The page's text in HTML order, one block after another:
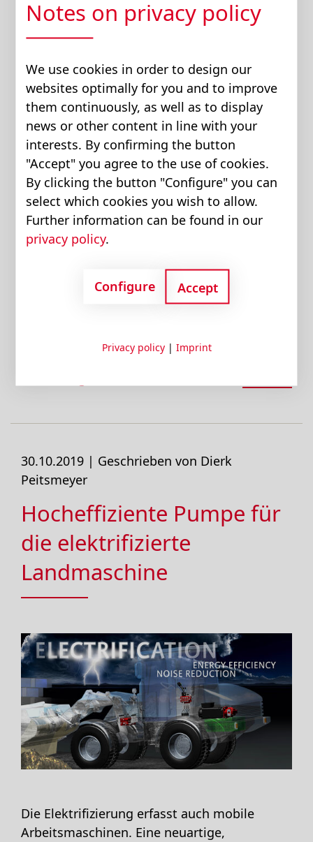
Warum brauchen wir
mehr Effizienz in der
Hydraulik?
-Ausstoß reduzieren durch effizientere
Komponenten und Systeme
Elektrifizierung
30.10.2019 | Geschrieben von Dierk
Peitsmeyer
Hocheffiziente Pumpe für
die elektrifizierte
Landmaschine
Die Elektrifizierung erfasst auch mobile
Arbeitsmaschinen. Eine neuartige,
Notes on privacy policy
We use cookies in order to design our
websites optimally for you and to improve
them continuously, as well as to display
news or other content in line with your
interests. By confirming the button
"Accept" you agree to the use of cookies.
By clicking the button "Configure" you can
select which cookies you wish to allow.
Further information can be found in our
privacy policy.
Configure Accept
Privacy policy| Imprint